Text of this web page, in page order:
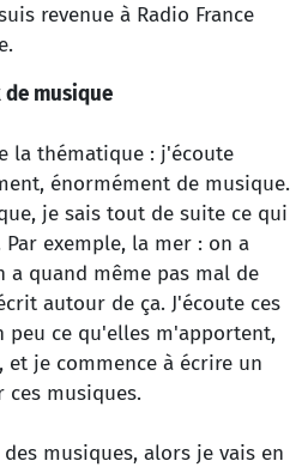
revenue à Radio France
musique
la thématique : j'écoute
énormément de musique.
je sais tout de suite ce qui
exemple, la mer : on a
a quand même pas mal de
autour de ça. J'écoute ces
peu ce qu'elles m'apportent,
je commence à écrire un
ces musiques.
musiques, alors je vais en